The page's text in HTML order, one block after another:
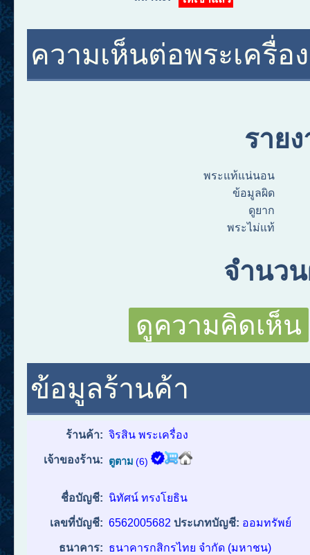
ความเห็นต่อพระเครื่อ
ราย
พระแท้แน่นอน
ข้อมูลผิด
ดูยาก
พระไม่แท้
จำนว
ดูความคิดเห็น
ข้อมูลร้านค้า
ร้านค้า: จิรสิน พระเครื่อง
เจ้าของร้าน: ตูตาม (6)
ชื่อบัญชี: นิทัศน์ ทรงโยธิน
เลขที่บัญชี: 6562005682 ประเภทบัญชี: ออมทรัพย์
ธนาคาร: ธนาคารกสิกรไทย จำกัด (มหาชน)